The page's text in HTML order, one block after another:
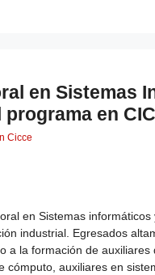
en Sistemas
en
Cicce
en Sistemas
industrial. Egresados
a la formación de
cómputo, auxiliares en